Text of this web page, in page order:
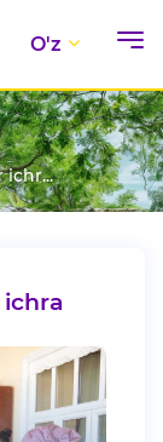
O'z
ichr...